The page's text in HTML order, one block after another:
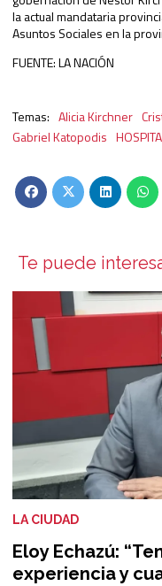
la actual mandataria
Asuntos Sociales en la
FUENTE: LA NACIÓN
Alicia Kirchner
Gabriel Katopodis
Te puede
Eloy Echazú:
experiencia y
LA CIUDAD